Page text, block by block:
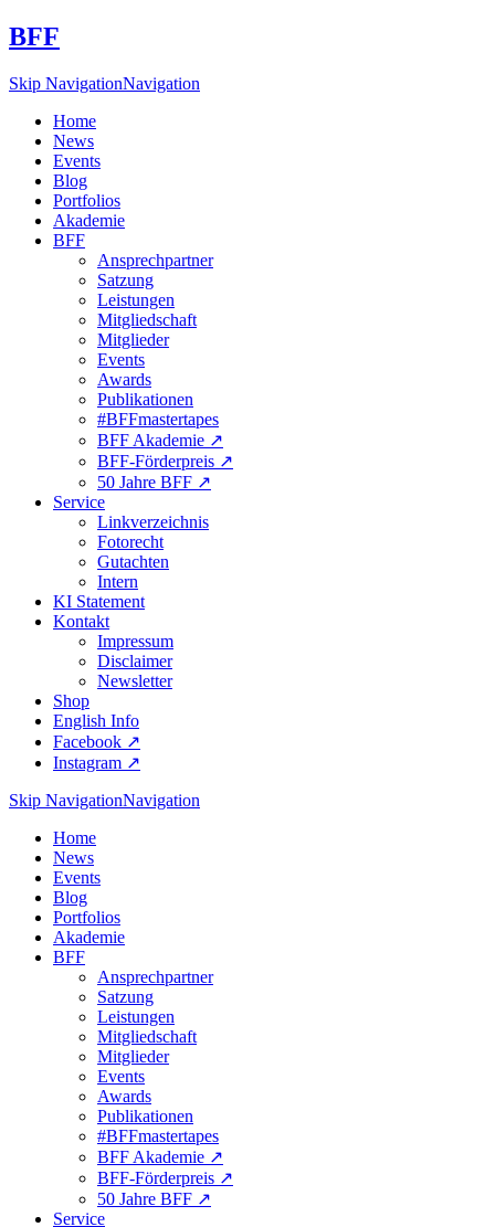
BFF
Skip NavigationNavigation
Home
News
Events
Blog
Portfolios
Akademie
BFF
Ansprechpartner
Satzung
Leistungen
Mitgliedschaft
Mitglieder
Events
Awards
Publikationen
#BFFmastertapes
BFF Akademie ↗︎
BFF-Förderpreis ↗︎
50 Jahre BFF ↗︎
Service
Linkverzeichnis
Fotorecht
Gutachten
Intern
KI Statement
Kontakt
Impressum
Disclaimer
Newsletter
Shop
English Info
Facebook ↗︎
Instagram ↗︎
Skip NavigationNavigation
Home
News
Events
Blog
Portfolios
Akademie
BFF
Ansprechpartner
Satzung
Leistungen
Mitgliedschaft
Mitglieder
Events
Awards
Publikationen
#BFFmastertapes
BFF Akademie ↗︎
BFF-Förderpreis ↗︎
50 Jahre BFF ↗︎
Service